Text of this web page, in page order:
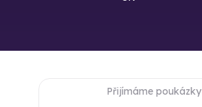
Přijímáme poukázky